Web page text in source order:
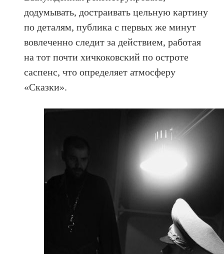
додумывать, достраивать цельную картину
по деталям, публика с первых же минут
вовлеченно следит за действием, работая
на тот почти хичкоковский по остроте
саспенс, что определяет атмосферу
«Сказки».